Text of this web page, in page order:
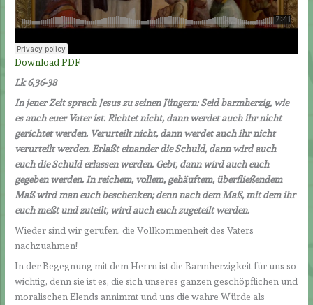
Download PDF
Lk 6,36-38
In jener Zeit sprach Jesus zu seinen Jüngern: Seid barmherzig, wie
es auch euer Vater ist. Richtet nicht, dann werdet auch ihr nicht
gerichtet werden. Verurteilt nicht, dann werdet auch ihr nicht
verurteilt werden. Erlaßt einander die Schuld, dann wird auch
euch die Schuld erlassen werden. Gebt, dann wird auch euch
gegeben werden. In reichem, vollem, gehäuftem, überfließendem
Maß wird man euch beschenken; denn nach dem Maß, mit dem ihr
euch meßt und zuteilt, wird auch euch zugeteilt werden.
Wieder sind wir gerufen, die Vollkommenheit des Vaters
nachzuahmen!
In der Begegnung mit dem Herrn ist die Barmherzigkeit für uns so
wichtig, denn sie ist es, die sich unseres ganzen geschöpflichen und
moralischen Elends annimmt und uns die wahre Würde als